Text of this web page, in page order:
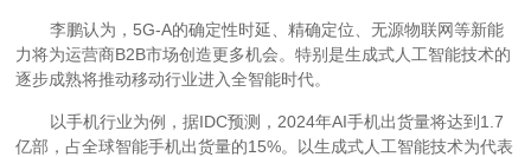
李鹏认为，5G-A的确定性时延、精确定位、无源物联网等新能
力将为运营商B2B市场创造更多机会。特别是生成式人工智能技术的
逐步成熟将推动移动行业进入全智能时代。
以手机行业为例，据IDC预测，2024年AI手机出货量将达到1.7
亿部，占全球智能手机出货量的15%。以生成式人工智能技术为代表